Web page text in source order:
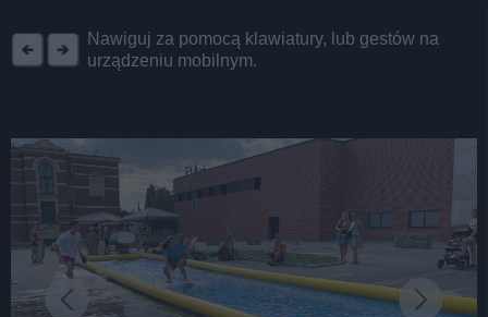
Nawiguj za pomocą klawiatury, lub gestów na
urządzeniu mobilnym.